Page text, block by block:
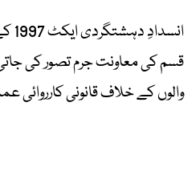
قسم کی معاونت جرم تصور کی
والوں کے خلاف قانونی کارروائی